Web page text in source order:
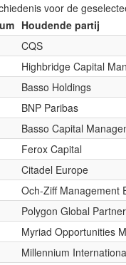
voor de
Houdende partij
CQS
Highbridge Capital
Basso Holdings
BNP Paribas
Basso Capital
Ferox Capital
Citadel Europe
Och-Ziff Management
Polygon Global
Myriad Opportunities
Millennium